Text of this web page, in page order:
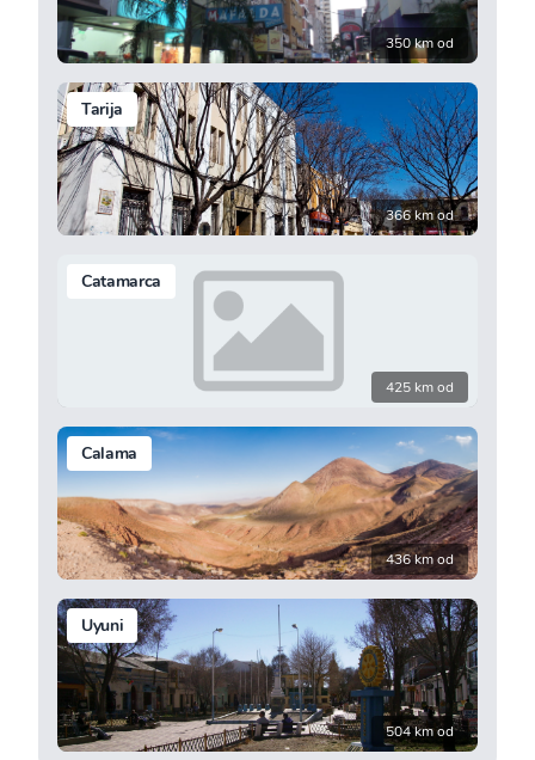
350 km od
Tarija
366 km od
Catamarca
425 km od
Calama
436 km od
Uyuni
504 km od